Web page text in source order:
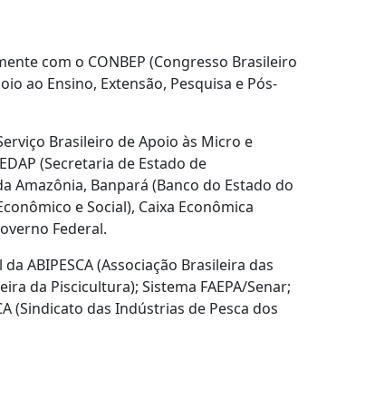
com o CONBEP (Congresso Brasileiro
ao Ensino, Extensão, Pesquisa e Pós-
Brasileiro de Apoio às Micro e
(Secretaria de Estado de
Amazônia, Banpará (Banco do Estado do
e Social), Caixa Econômica
Federal.
ABIPESCA (Associação Brasileira das
da Piscicultura); Sistema FAEPA/Senar;
(Sindicato das Indústrias de Pesca dos